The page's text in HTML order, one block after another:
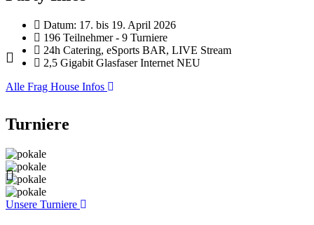
Datum: 17. bis 19. April 2026
196 Teilnehmer - 9 Turniere
24h Catering, eSports BAR, LIVE Stream
2,5 Gigabit Glasfaser Internet NEU
Alle Frag House Infos
Turniere
Unsere Turniere